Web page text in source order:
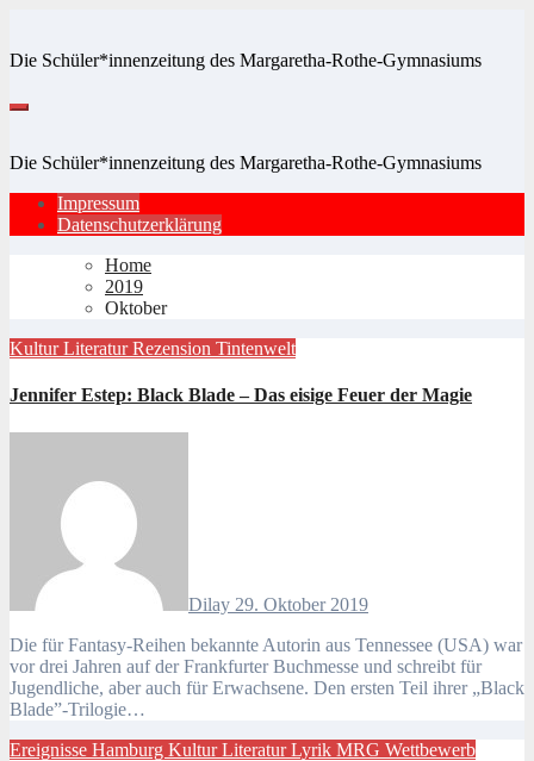
springen
Die Schüler*innenzeitung des Margaretha-Rothe-Gymnasiums
Die Schüler*innenzeitung des Margaretha-Rothe-Gymnasiums
Impressum
Datenschutzerklärung
Home
2019
Oktober
KulturLiteraturRezension Tintenwelt
Jennifer Estep: Black Blade – Das eisige Feuer der Magie
Dilay 29. Oktober 2019
Die für Fantasy-Reihen bekannte Autorin aus Tennessee (USA) war
vor drei Jahren auf der Frankfurter Buchmesse und schreibt für
Jugendliche, aber auch für Erwachsene. Den ersten Teil ihrer „Black
Blade”-Trilogie…
Ereignisse Hamburg KulturLiteraturLyrik MRG Wettbewerb